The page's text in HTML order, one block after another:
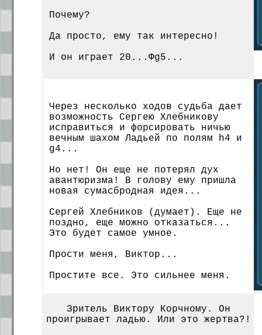
Почему?
Да просто, ему так интересно!
И он играет 20...Фg5...
Через несколько ходов судьба дает
возможность Сергею Хлебникову
исправиться и форсировать ничью
вечным шахом Ладьей по полям h4 и
g4...
Но нет! Он еще не потерял дух
авантюризма! В голову ему пришла
новая сумасбродная идея...
Сергей Хлебников (думает). Еще не
поздно, еще можно отказаться...
Это будет самое умное.
Прости меня, Виктор...
Простите все. Это сильнее меня.
Зритель Виктору Корчному. Он
проигрывает ладью. Или это жертва?!